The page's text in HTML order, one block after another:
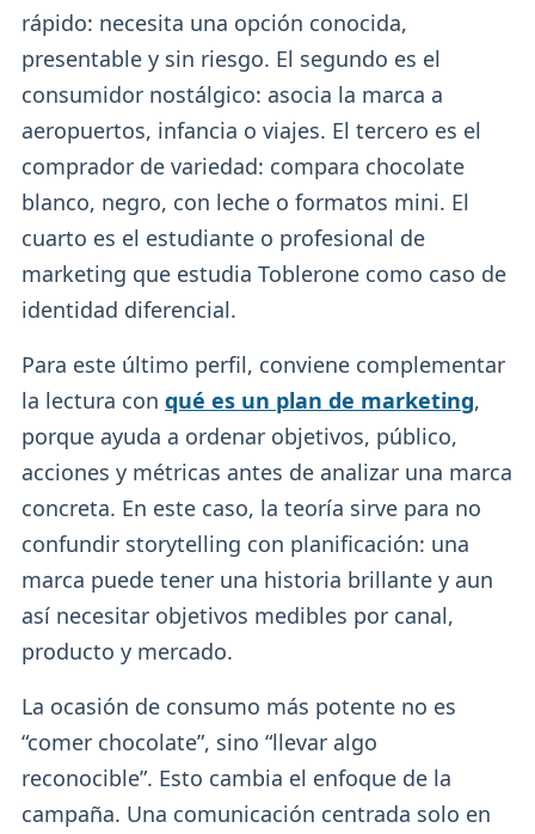
rápido: necesita una opción conocida,
presentable y sin riesgo. El segundo es el
consumidor nostálgico: asocia la marca a
aeropuertos, infancia o viajes. El tercero es el
comprador de variedad: compara chocolate
blanco, negro, con leche o formatos mini. El
cuarto es el estudiante o profesional de
marketing que estudia Toblerone como caso de
identidad diferencial.
Para este último perfil, conviene complementar
la lectura con qué es un plan de marketing,
porque ayuda a ordenar objetivos, público,
acciones y métricas antes de analizar una marca
concreta. En este caso, la teoría sirve para no
confundir storytelling con planificación: una
marca puede tener una historia brillante y aun
así necesitar objetivos medibles por canal,
producto y mercado.
La ocasión de consumo más potente no es
“comer chocolate”, sino “llevar algo
reconocible”. Esto cambia el enfoque de la
campaña. Una comunicación centrada solo en